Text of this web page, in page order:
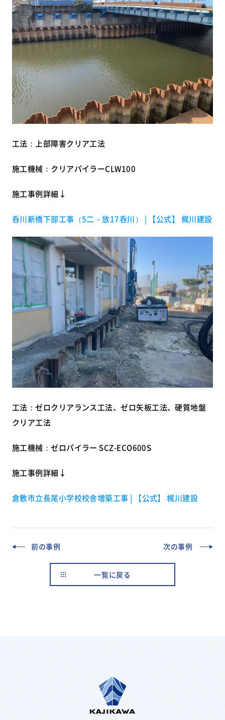
工法：上部障害クリア工法
施工機械：クリアパイラーCLW100
施工事例詳細↓
呑川新橋下部工事（5二－放17呑川） | 【公式】 梶川建設
工法：ゼロクリアランス工法、ゼロ矢板工法、硬質地盤
クリア工法
施工機械：ゼロパイラー SCZ-ECO600S
施工事例詳細↓
倉敷市立長尾小学校校舎増築工事 | 【公式】 梶川建設
前の事例 次の事例
一覧に戻る